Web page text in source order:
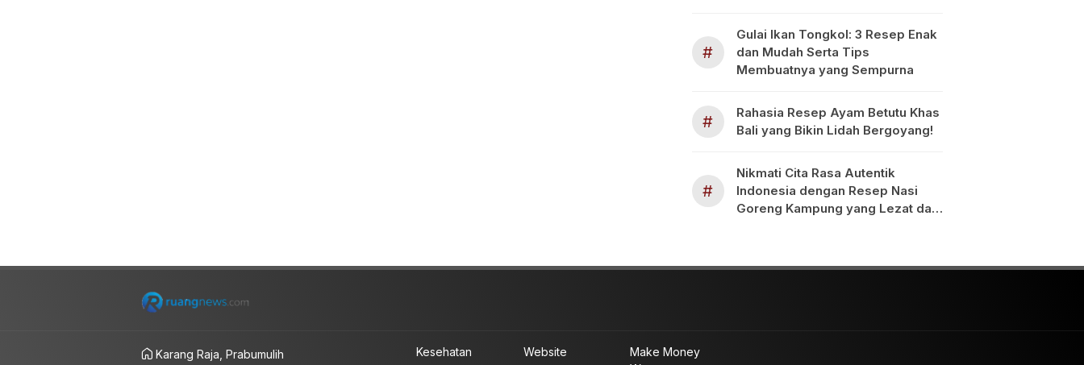
#
Gulai Ikan Tongkol: 3 Resep Enak
dan Mudah Serta Tips
Membuatnya yang Sempurna
#
Rahasia Resep Ayam Betutu Khas
Bali yang Bikin Lidah Bergoyang!
#
Nikmati Cita Rasa Autentik
Indonesia dengan Resep Nasi
Goreng Kampung yang Lezat dan
Karang Raja, Prabumulih Kesehatan Website
Make Money